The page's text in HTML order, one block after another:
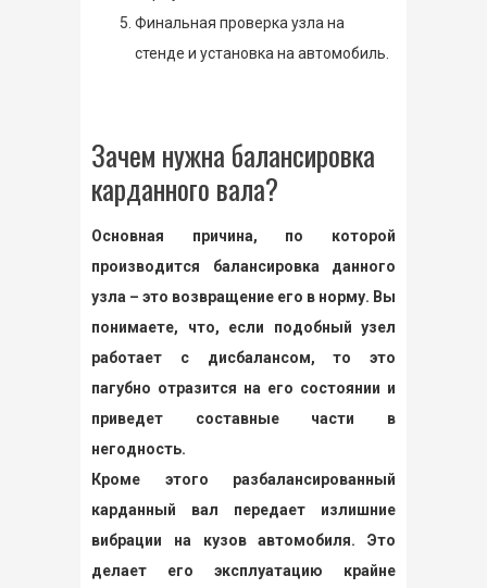
Финальная проверка узла на
стенде и установка на автомобиль.
Зачем нужна балансировка
карданного вала?
Основная причина, по которой
производится балансировка данного
узла – это возвращение его в норму. Вы
понимаете, что, если подобный узел
работает с дисбалансом, то это
пагубно отразится на его состоянии и
приведет составные части в
негодность.
Кроме этого разбалансированный
карданный вал передает излишние
вибрации на кузов автомобиля. Это
делает его эксплуатацию крайне